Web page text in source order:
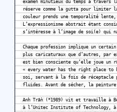
examen minutieux du temps à
réserve comme la gutta pour limiter
couleur prends une temporalité
L’expressionisme abstrait étant
s’intéresse à l’image de soi(e) qui
Chaque profession implique un
plus caricaturaux que d’autres, par
est bien consciente qu’elle joue un
« every water has the right place to
soi, servant à la fois de réceptacle
fluides. Avant de sécher, la
Anh Trần (*1989) vit et travaille à
à l’Unitec Institute of Technology,